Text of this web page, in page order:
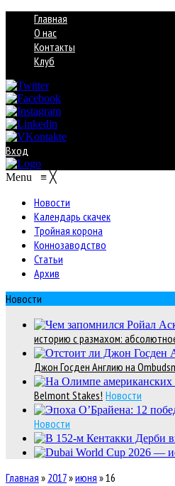
Главная
О нас
Контакты
Клуб
Вход
Menu ≡ ╳
Новости
Календарь скачек
Тройная корона
Коннозаводство
Статьи
Архив
Новости
историю с размахом:
Джон Госден Англию на
Belmont Stakes! Новости
Новости
Главная » 2017»июня »16